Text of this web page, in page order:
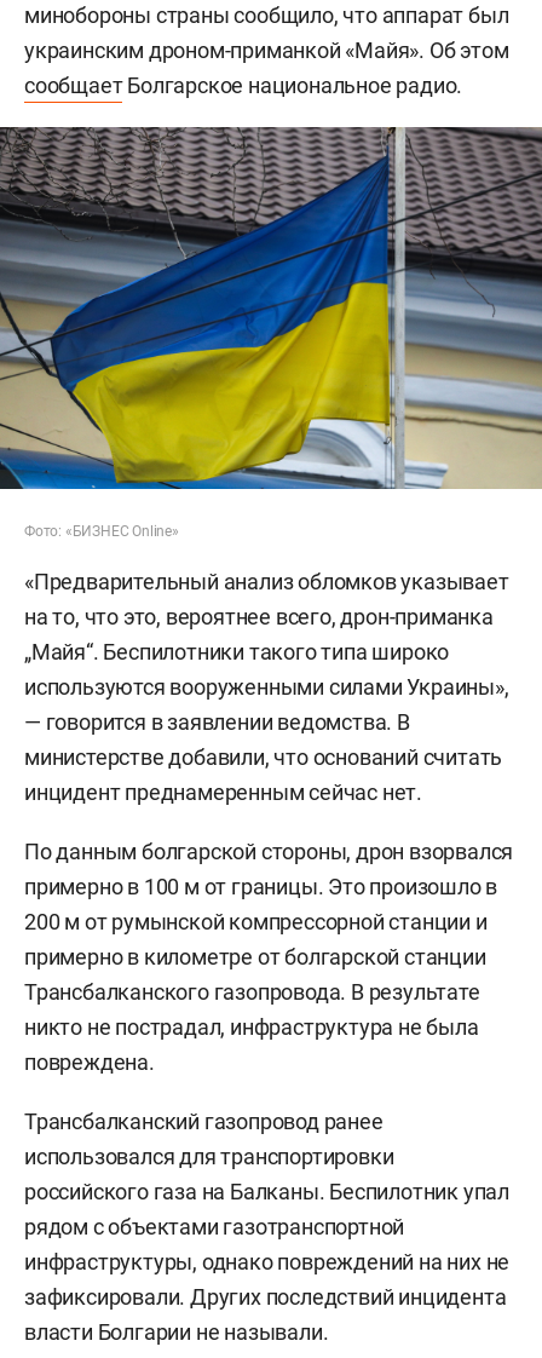
минобороны страны сообщило, что аппарат был
украинским дроном-приманкой «Майя». Об этом
сообщаетБолгарское национальное радио.
Фото: «БИЗНЕС Online»
«Предварительный анализ обломков указывает
на то, что это, вероятнее всего, дрон-приманка
„Майя“. Беспилотники такого типа широко
используются вооруженными силами Украины»,
— говорится в заявлении ведомства. В
министерстве добавили, что оснований считать
инцидент преднамеренным сейчас нет.
По данным болгарской стороны, дрон взорвался
примерно в 100 м от границы. Это произошло в
200 м от румынской компрессорной станции и
примерно в километре от болгарской станции
Трансбалканского газопровода. В результате
никто не пострадал, инфраструктура не была
повреждена.
Трансбалканский газопровод ранее
использовался для транспортировки
российского газа на Балканы. Беспилотник упал
рядом с объектами газотранспортной
инфраструктуры, однако повреждений на них не
зафиксировали. Других последствий инцидента
власти Болгарии не называли.